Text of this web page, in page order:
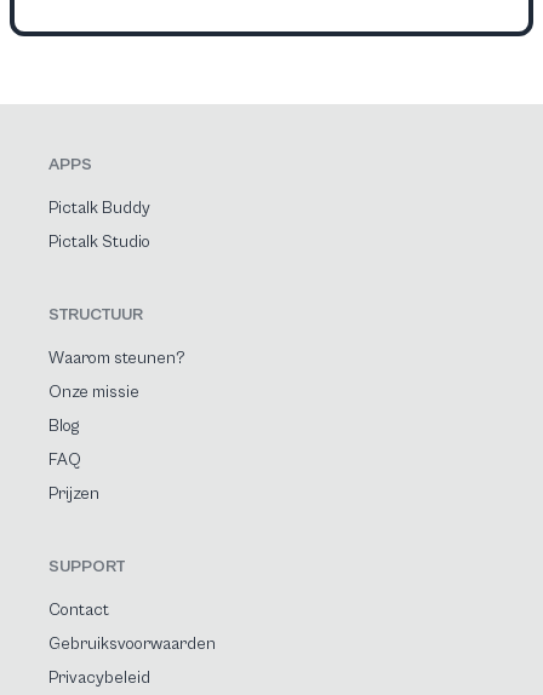
APPS
Pictalk Buddy
Pictalk Studio
STRUCTUUR
Waarom steunen?
Onze missie
Blog
FAQ
Prijzen
SUPPORT
Contact
Gebruiksvoorwaarden
Privacybeleid